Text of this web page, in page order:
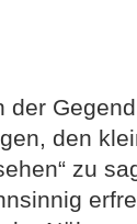
zu
Nähe
aber